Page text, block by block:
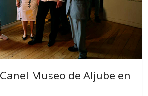
Museo de Aljube en